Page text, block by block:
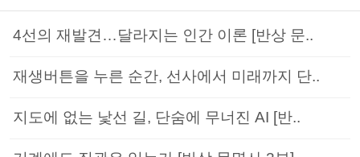
4선의 재발견…달라지는 인간 이론 [반상 문..
재생버튼을 누른 순간, 선사에서 미래까지 단..
지도에 없는 낯선 길, 단숨에 무너진 AI [반..